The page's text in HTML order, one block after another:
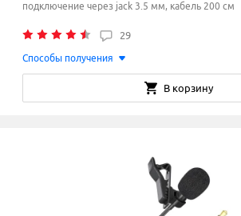
подключение через jack 3.5 мм, кабель 200 см
29
Способы получения
В корзину